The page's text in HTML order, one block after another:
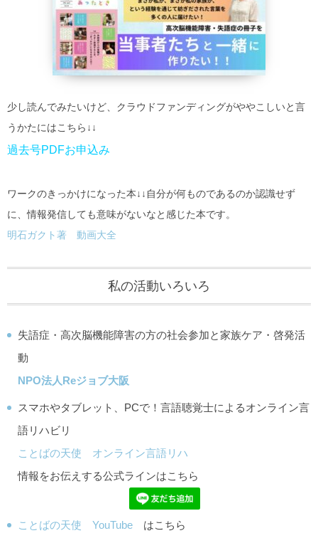
少し読んでみたいけど、クラウドファンディングがややこしいと言
うかたにはこちら↓↓
過去号PDFお申込み
ワークのきっかけになった本↓↓自分が何ものであるのか認識せず
に、情報発信しても意味がないなと感じた本です。
明石ガクト著 動画大全
私の活動いろいろ
失語症・高次脳機能障害の方の社会参加と家族ケア・啓発活
動
NPO法人Reジョブ大阪
スマホやタブレット、PCで！言語聴覚士によるオンライン言
語リハビリ
ことばの天使 オンライン言語リハ
情報をお伝えする公式ラインはこちら
ことばの天使 YouTube はこちら